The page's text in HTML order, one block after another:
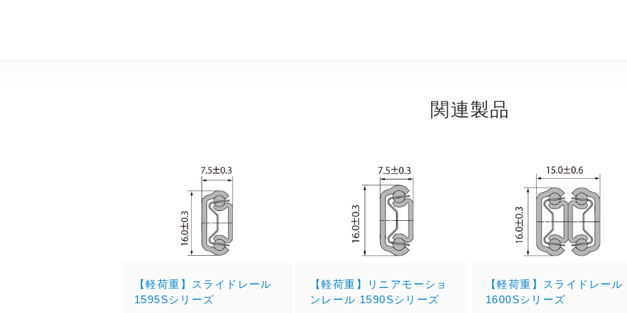
関連製品
【軽荷重】スライドレール
1595Sシリーズ
【軽荷重】リニアモーショ
ンレール 1590Sシリーズ
【軽荷重】スライドレール
1600Sシリーズ